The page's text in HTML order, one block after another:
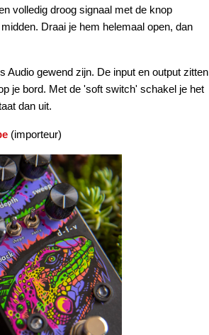
volledig droog signaal met de knop
Draai je hem helemaal open, dan
Audio gewend zijn. De input en output zitten
je bord. Met de 'soft switch' schakel je het
dan uit.
(importeur)